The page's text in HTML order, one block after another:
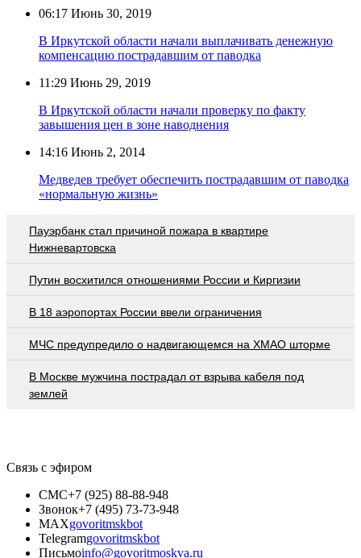
06:17 Июнь 30, 2019
В Иркутской области начали выплачивать денежную
компенсацию пострадавшим от паводка
11:29 Июнь 29, 2019
В Иркутской области начали проверку по факту
завышения цен в зоне наводнения
14:16 Июнь 2, 2014
Медведев требует обеспечить пострадавшим от паводка
«нормальную жизнь»
Пауэрбанк стал причиной пожара в квартире
Нижневартовска
Путин восхитился отношениями России и Киргизии
В 18 аэропортах России ввели ограничения
МЧС предупредило о надвигающемся на ХМАО шторме
В Москве мужчина пострадал от взрыва кабеля под
землей
Связь с эфиром
СМС+7 (925) 88-88-948
Звонок+7 (495) 73-73-948
MAXgovoritmskbot
Telegramgovoritmskbot
Письмоinfo@govoritmoskva.ru